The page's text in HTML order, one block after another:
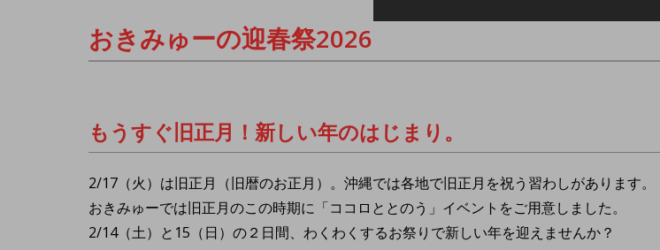
おきみゅーの迎春祭2026
もうすぐ旧正月！新しい年のはじまり。
2/17（火）は旧正月（旧暦のお正月）。沖縄では各地で旧正月を祝う習わしがあります。
おきみゅーでは旧正月のこの時期に「ココロととのう」イベントをご用意しました。
2/14（土）と15（日）の２日間、わくわくするお祭りで新しい年を迎えませんか？